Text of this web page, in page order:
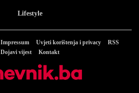
Lifestyle
Impressum Uvjeti korištenja i privacy
RSS
Dojavi vijest
Kontakt